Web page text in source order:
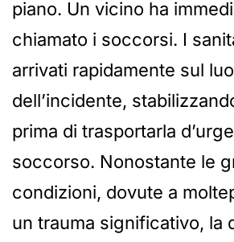
piano. Un vicino ha
chiamato i soccorsi. I
arrivati rapidamente sul
dell’incidente,
prima di trasportarla
soccorso. Nonostante le
condizioni, dovute a
un trauma significativo, la